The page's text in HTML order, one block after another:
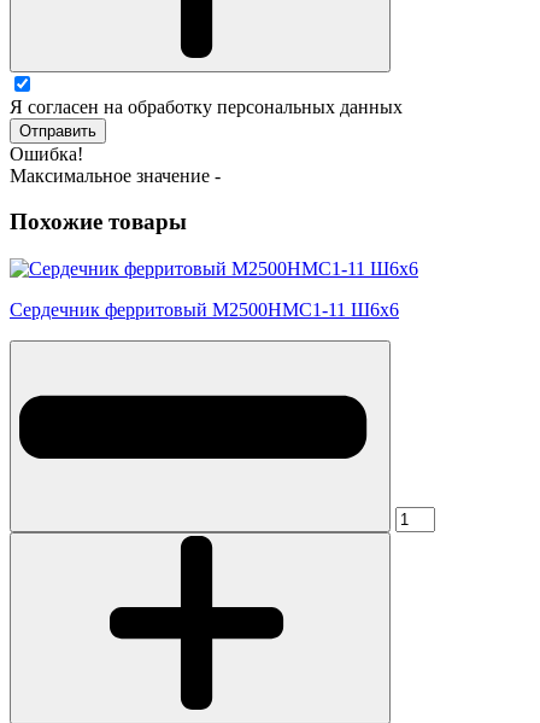
Я согласен на обработку персональных данных
Отправить
Ошибка!
Максимальное значение -
Похожие товары
Сердечник ферритовый М2500НМС1-11 Ш6х6